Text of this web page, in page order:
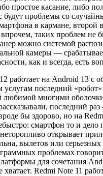
простое касание, либо
будут проблемы со
в кармане, второй
таких проблем не
можно системой
камеры —
как и всегда, есть
работает на Android 13 c
последний «робот»
любимой многими
последний раз
бы здорово, но на
смартфон то и дело
неторопливо открывает
вылетов или
проблемах
для сочетания
Redmi Note 11